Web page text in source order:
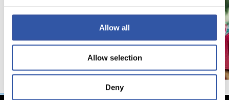
Allow all
Allow selection
Deny